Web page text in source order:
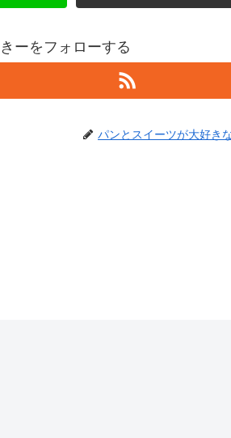
ーをフォローする
パンとスイーツが大好き